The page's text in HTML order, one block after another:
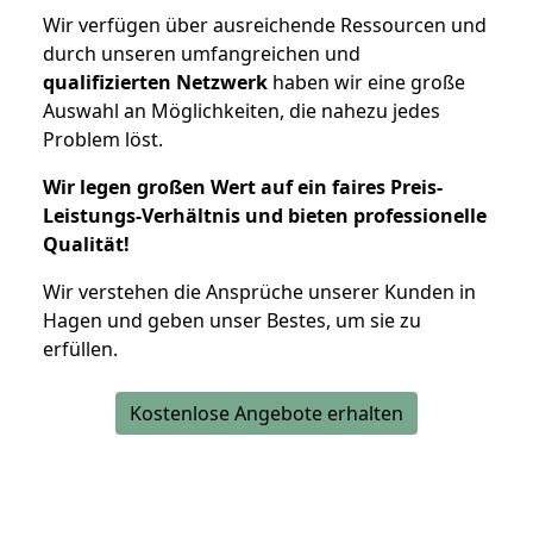
Wir verfügen über ausreichende Ressourcen und
durch unseren umfangreichen und
qualifizierten Netzwerk haben wir eine große
Auswahl an Möglichkeiten, die nahezu jedes
Problem löst.
Wir legen großen Wert auf ein faires Preis-
Leistungs-Verhältnis und bieten professionelle
Qualität!
Wir verstehen die Ansprüche unserer Kunden in
Hagen und geben unser Bestes, um sie zu
erfüllen.
Kostenlose Angebote erhalten